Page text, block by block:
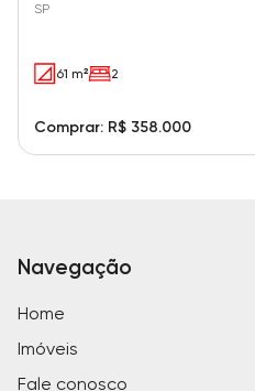
SP
61 m² 2
Comprar: R$ 358.000
Navegação
Home
Imóveis
Fale conosco